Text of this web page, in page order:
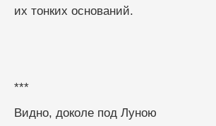
их тонких оснований.
***
Видно, доколе под Луною